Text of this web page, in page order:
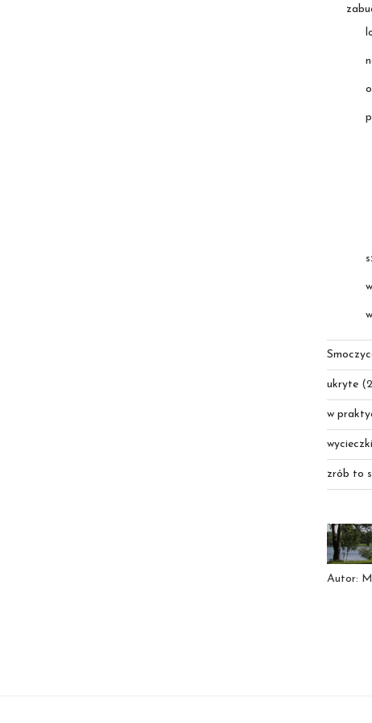
ukryte
w
wycieczki
zrób to
Autor: